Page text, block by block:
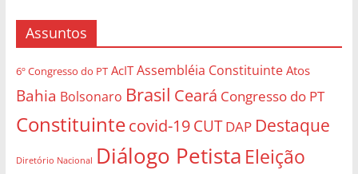
Assuntos
6º Congresso do PT AcIT Assembléia Constituinte Atos
Bahia Bolsonaro Brasil Ceará Congresso do PT
Constituintecovid-19CUT DAP Destaque
Diretório Nacional Diálogo Petista Eleição